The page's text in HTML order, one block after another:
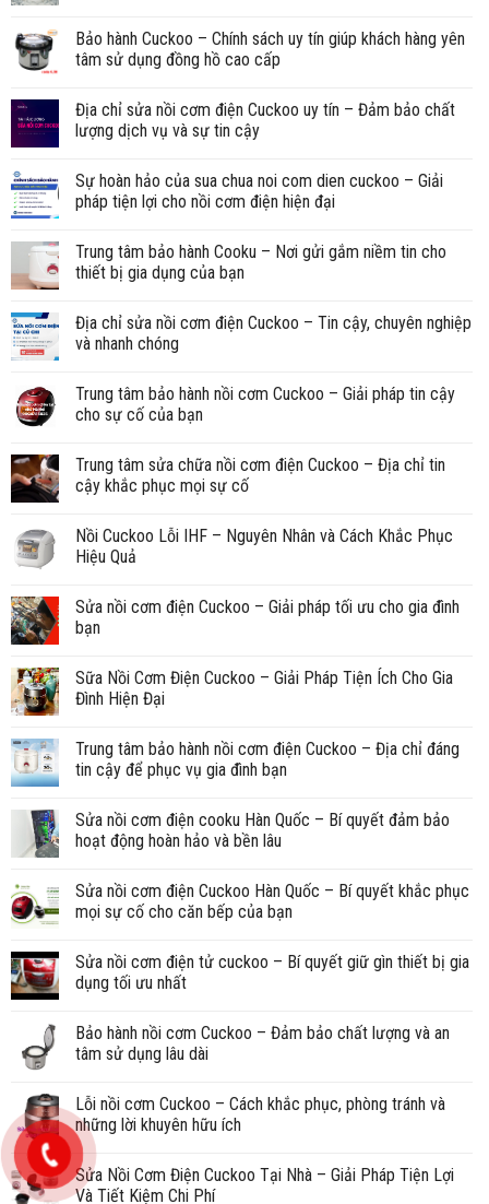
Bảo hành Cuckoo – Chính sách uy tín giúp khách hàng yên
tâm sử dụng đồng hồ cao cấp
Địa chỉ sửa nồi cơm điện Cuckoo uy tín – Đảm bảo chất
lượng dịch vụ và sự tin cậy
Sự hoàn hảo của sua chua noi com dien cuckoo – Giải
pháp tiện lợi cho nồi cơm điện hiện đại
Trung tâm bảo hành Cooku – Nơi gửi gắm niềm tin cho
thiết bị gia dụng của bạn
Địa chỉ sửa nồi cơm điện Cuckoo – Tin cậy, chuyên nghiệp
và nhanh chóng
Trung tâm bảo hành nồi cơm Cuckoo – Giải pháp tin cậy
cho sự cố của bạn
Trung tâm sửa chữa nồi cơm điện Cuckoo – Địa chỉ tin
cậy khắc phục mọi sự cố
Nồi Cuckoo Lỗi IHF – Nguyên Nhân và Cách Khắc Phục
Hiệu Quả
Sửa nồi cơm điện Cuckoo – Giải pháp tối ưu cho gia đình
bạn
Sữa Nồi Cơm Điện Cuckoo – Giải Pháp Tiện Ích Cho Gia
Đình Hiện Đại
Trung tâm bảo hành nồi cơm điện Cuckoo – Địa chỉ đáng
tin cậy để phục vụ gia đình bạn
Sửa nồi cơm điện cooku Hàn Quốc – Bí quyết đảm bảo
hoạt động hoàn hảo và bền lâu
Sửa nồi cơm điện Cuckoo Hàn Quốc – Bí quyết khắc phục
mọi sự cố cho căn bếp của bạn
Sửa nồi cơm điện tử cuckoo – Bí quyết giữ gìn thiết bị gia
dụng tối ưu nhất
Bảo hành nồi cơm Cuckoo – Đảm bảo chất lượng và an
tâm sử dụng lâu dài
Lỗi nồi cơm Cuckoo – Cách khắc phục, phòng tránh và
những lời khuyên hữu ích
Sửa Nồi Cơm Điện Cuckoo Tại Nhà – Giải Pháp Tiện Lợi
Và Tiết Kiệm Chi Phí